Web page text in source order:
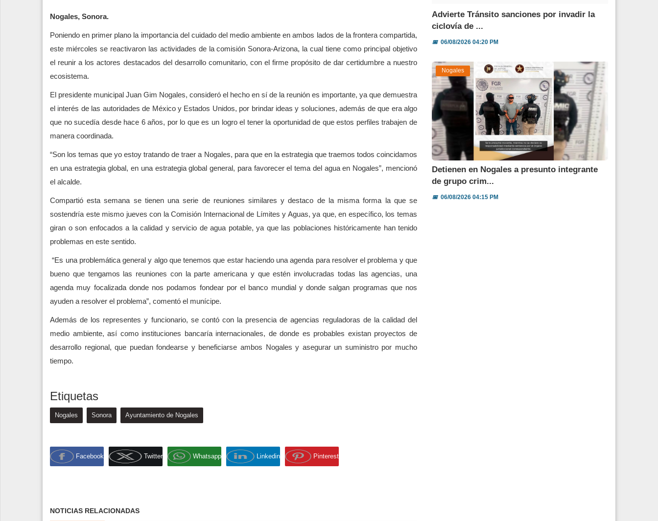
Nogales, Sonora.
Poniendo en primer plano la importancia del cuidado del medio ambiente en ambos lados de la frontera compartida,
este miércoles se reactivaron las actividades de la comisión Sonora-Arizona, la cual tiene como principal objetivo
el reunir a los actores destacados del desarrollo comunitario, con el firme propósito de dar certidumbre a nuestro
ecosistema.
El presidente municipal Juan Gim Nogales, consideró el hecho en sí de la reunión es importante, ya que demuestra
el interés de las autoridades de México y Estados Unidos, por brindar ideas y soluciones, además de que era algo
que no sucedía desde hace 6 años, por lo que es un logro el tener la oportunidad de que estos perfiles trabajen de
manera coordinada.
“Son los temas que yo estoy tratando de traer a Nogales, para que en la estrategia que traemos todos coincidamos
en una estrategia global, en una estrategia global general, para favorecer el tema del agua en Nogales”, mencionó
el alcalde.
Compartió esta semana se tienen una serie de reuniones similares y destaco de la misma forma la que se
sostendría este mismo jueves con la Comisión Internacional de Límites y Aguas, ya que, en específico, los temas
giran o son enfocados a la calidad y servicio de agua potable, ya que las poblaciones históricamente han tenido
problemas en este sentido.
“Es una problemática general y algo que tenemos que estar haciendo una agenda para resolver el problema y que
bueno que tengamos las reuniones con la parte americana y que estén involucradas todas las agencias, una
agenda muy focalizada donde nos podamos fondear por el banco mundial y donde salgan programas que nos
ayuden a resolver el problema”, comentó el munícipe.
Además de los representes y funcionario, se contó con la presencia de agencias reguladoras de la calidad del
medio ambiente, así como instituciones bancaría internacionales, de donde es probables existan proyectos de
desarrollo regional, que puedan fondearse y beneficiarse ambos Nogales y asegurar un suministro por mucho
tiempo.
Etiquetas
Nogales Sonora Ayuntamiento de Nogales
Facebook Twitter Whatsapp Linkedin Pinterest
NOTICIAS RELACIONADAS
Advierte Tránsito sanciones por invadir la
ciclovía de ...
📅06/08/2026 04:20 PM
Nogales
Detienen en Nogales a presunto integrante
de grupo crim...
📅06/08/2026 04:15 PM